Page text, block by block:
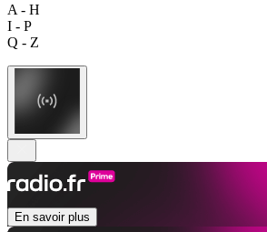
A - H
I - P
Q - Z
En savoir plus